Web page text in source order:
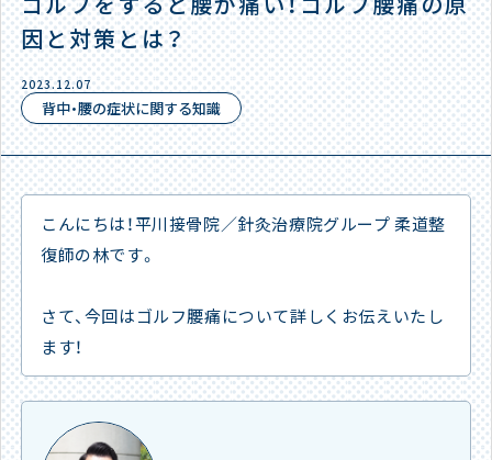
因と対策とは？
背中・腰の症状に関する知識
2023.12.07
こんにちは！平川接骨院／針灸治療院グループ 柔道整
復師の林です。
さて、今回はゴルフ腰痛について詳しくお伝えいたし
ます！